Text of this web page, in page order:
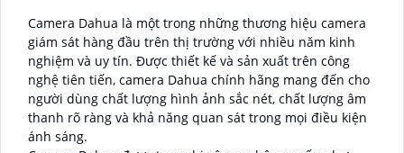
Camera Dahua là một trong những thương hiệu camera
giám sát hàng đầu trên thị trường với nhiều năm kinh
nghiệm và uy tín. Được thiết kế và sản xuất trên công
nghệ tiên tiến, camera Dahua chính hãng mang đến cho
người dùng chất lượng hình ảnh sắc nét, chất lượng âm
thanh rõ ràng và khả năng quan sát trong mọi điều kiện
ánh sáng.